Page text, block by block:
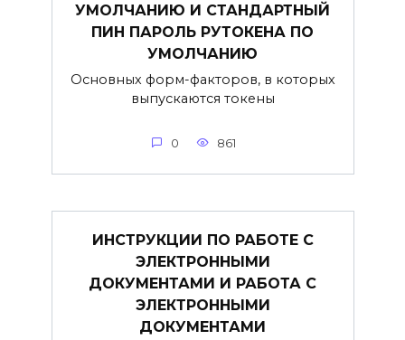
УМОЛЧАНИЮ И СТАНДАРТНЫЙ
ПИН ПАРОЛЬ РУТОКЕНА ПО
УМОЛЧАНИЮ
Основных форм-факторов, в которых
выпускаются токены
0 861
ИНСТРУКЦИИ ПО РАБОТЕ С
ЭЛЕКТРОННЫМИ
ДОКУМЕНТАМИ И РАБОТА С
ЭЛЕКТРОННЫМИ
ДОКУМЕНТАМИ